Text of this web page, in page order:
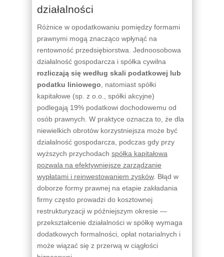
działalności
Różnice w opodatkowaniu pomiędzy formami
prawnymi mogą znacząco wpłynąć na
rentowność przedsiębiorstwa. Jednoosobowa
działalność gospodarcza i spółka cywilna
rozliczają się według skali podatkowej lub
podatku liniowego , natomiast spółki
kapitałowe (sp. z o.o., spółki akcyjne)
podlegają 19% podatkowi dochodowemu od
osób prawnych. W praktyce oznacza to, że dla
niewielkich obrotów korzystniejsza może być
działalność gospodarcza, podczas gdy przy
wyższych przychodach spółka kapitałowa
pozwala na efektywniejsze zarządzanie
wypłatami i reinwestowaniem zysków. Błąd w
doborze formy prawnej na etapie zakładania
firmy często prowadzi do kosztownej
restrukturyzacji w późniejszym okresie —
przekształcenie działalności w spółkę wymaga
dodatkowych formalności, opłat notarialnych i
może wiązać się z przerwą w ciągłości